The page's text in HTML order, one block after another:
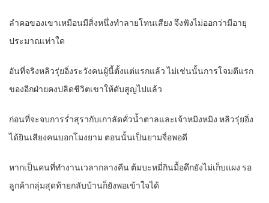
ลำคอของเขาเหมือนมีสิ่งหนึ่งทำลายโทนเสียง จึงฟังไม่ออกว่ามีอายุ
ประมาณเท่าใด
อันที่จริงหลิวรุ่ยอิ่งระวังคนผู้นี้ตั้งแต่แรกแล้ว ไม่เช่นนั้นการโจมตีแรก
ของอีกฝ่ายคงปลิดชีวิตเขาให้ดับสูญไปแล้ว
ก่อนที่จะจบการร่ำสุรากับเกาลัดคั่วน้ำตาลและเจ้าหมิงหมิง หลิวรุ่ยอิ่ง
ได้ยินเสียงคนบอกโมงยาม ตอนนั้นเป็นยามจื่อพอดี
หากเป็นคนที่ทำงานเวลากลางคืน ต้มบะหมี่กินมื้อดึกยังไม่เก็บแผง รอ
ลูกค้ากลุ่มสุดท้ายกลับบ้านก็ยังพอเข้าใจได้